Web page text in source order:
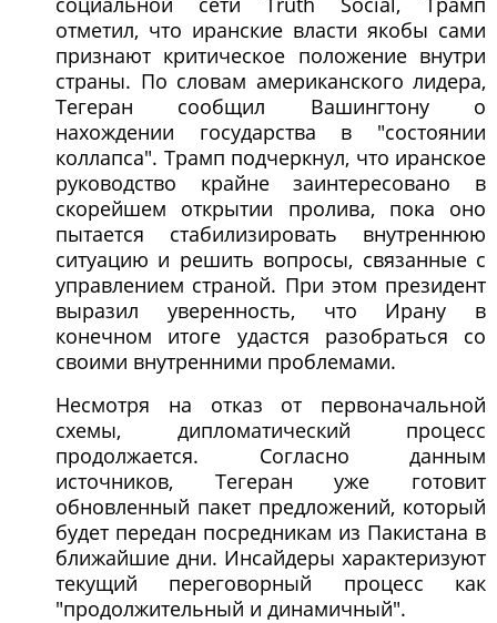
отметил, что иранские власти якобы сами
признают критическое положение внутри
страны. По словам американского лидера,
Тегеран сообщил Вашингтону о
нахождении государства в "состоянии
коллапса". Трамп подчеркнул, что иранское
руководство крайне заинтересовано в
скорейшем открытии пролива, пока оно
пытается стабилизировать внутреннюю
ситуацию и решить вопросы, связанные с
управлением страной. При этом президент
выразил уверенность, что Ирану в
конечном итоге удастся разобраться со
своими внутренними проблемами.
Несмотря на отказ от первоначальной
схемы, дипломатический процесс
продолжается. Согласно данным
источников, Тегеран уже готовит
обновленный пакет предложений, который
будет передан посредникам из Пакистана в
ближайшие дни. Инсайдеры характеризуют
текущий переговорный процесс как
"продолжительный и динамичный".